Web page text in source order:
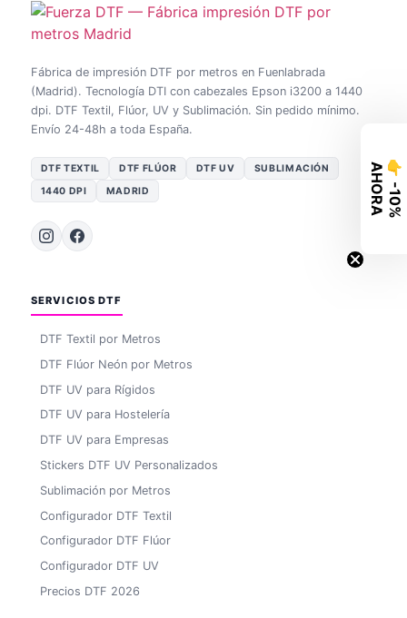
Fábrica de impresión DTF por metros en Fuenlabrada
(Madrid). Tecnología DTI con cabezales Epson i3200 a 1440
dpi. DTF Textil, Flúor, UV y Sublimación. Sin pedido mínimo.
Envío 24-48h a toda España.
DTF TEXTIL DTF FLÚOR DTF UV
SUBLIMACIÓN
1440 DPI
MADRID
SERVICIOS DTF
DTF Textil por Metros
DTF Flúor Neón por Metros
DTF UV para Rígidos
DTF UV para Hostelería
DTF UV para Empresas
Stickers DTF UV Personalizados
Sublimación por Metros
Configurador DTF Textil
Configurador DTF Flúor
Configurador DTF UV
Precios DTF 2026
👉
-
1
0
%
AH
O
R
A